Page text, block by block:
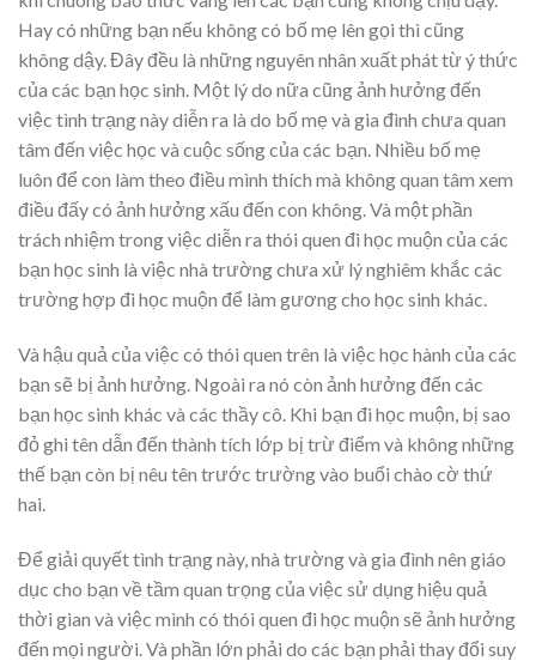
Hay có những bạn nếu không có bố mẹ lên gọi thì cũng
không dậy. Đây đều là những nguyên nhân xuất phát từ ý thức
của các bạn học sinh. Một lý do nữa cũng ảnh hưởng đến
việc tình trạng này diễn ra là do bố mẹ và gia đình chưa quan
tâm đến việc học và cuộc sống của các bạn. Nhiều bố mẹ
luôn để con làm theo điều mình thích mà không quan tâm xem
điều đấy có ảnh hưởng xấu đến con không. Và một phần
trách nhiệm trong việc diễn ra thói quen đi học muộn của các
bạn học sinh là việc nhà trường chưa xử lý nghiêm khắc các
trường hợp đi học muộn để làm gương cho học sinh khác.
Và hậu quả của việc có thói quen trên là việc học hành của các
bạn sẽ bị ảnh hưởng. Ngoài ra nó còn ảnh hưởng đến các
bạn học sinh khác và các thầy cô. Khi bạn đi học muộn, bị sao
đỏ ghi tên dẫn đến thành tích lớp bị trừ điểm và không những
thế bạn còn bị nêu tên trước trường vào buổi chào cờ thứ
hai.
Để giải quyết tình trạng này, nhà trường và gia đình nên giáo
dục cho bạn về tầm quan trọng của việc sử dụng hiệu quả
thời gian và việc mình có thói quen đi học muộn sẽ ảnh hưởng
đến mọi người. Và phần lớn phải do các bạn phải thay đổi suy